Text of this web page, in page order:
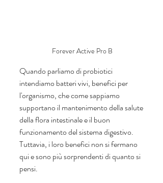
Forever Active Pro B
Quando parliamo di probiotici
intendiamo batteri vivi, benefici per
l'organismo, che come sappiamo
supportano il mantenimento della salute
della flora intestinale e il buon
funzionamento del sistema digestivo.
Tuttavia, i loro benefici non si fermano
qui e sono più sorprendenti di quanto si
pensi.